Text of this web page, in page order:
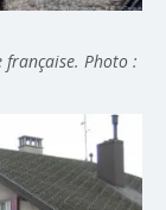
Photo :